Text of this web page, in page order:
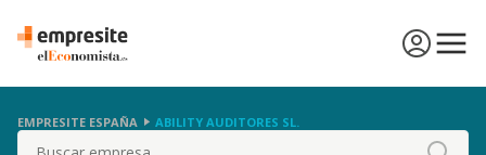
EMPRESITE ESPAÑA ABILITY AUDITORES SL.
Buscar